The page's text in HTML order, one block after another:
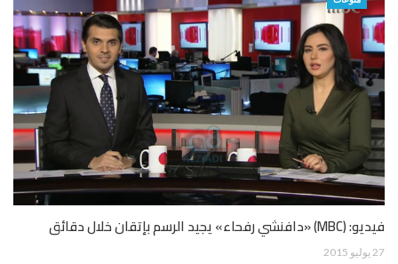
فيديو: (MBC) «دافنشي رفحاء» يجيد الرسم بإتقان خلال دقائق
27 يوليو 2015